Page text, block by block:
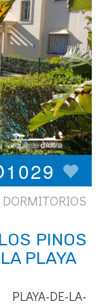
DORMITORIOS
PINOS
PLAYA
DE-LA-